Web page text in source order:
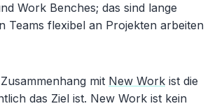
Work Benches; das sind lange
Teams flexibel an Projekten arbeiten
mit New Work ist die
das Ziel ist. New Work ist kein